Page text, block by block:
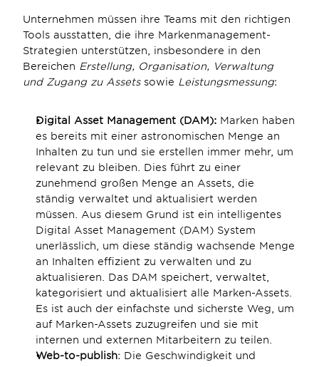
Unternehmen müssen ihre Teams mit den richtigen
Tools ausstatten, die ihre Markenmanagement-
Strategien unterstützen, insbesondere in den
Bereichen Erstellung, Organisation, Verwaltung
und Zugang zu Assets sowie Leistungsmessung:
Digital Asset Management (DAM): Marken haben
es bereits mit einer astronomischen Menge an
Inhalten zu tun und sie erstellen immer mehr, um
relevant zu bleiben. Dies führt zu einer
zunehmend großen Menge an Assets, die
ständig verwaltet und aktualisiert werden
müssen. Aus diesem Grund ist ein intelligentes
Digital Asset Management (DAM) System
unerlässlich, um diese ständig wachsende Menge
an Inhalten effizient zu verwalten und zu
aktualisieren. Das DAM speichert, verwaltet,
kategorisiert und aktualisiert alle Marken-Assets.
Es ist auch der einfachste und sicherste Weg, um
auf Marken-Assets zuzugreifen und sie mit
internen und externen Mitarbeitern zu teilen.
Web-to-publish: Die Geschwindigkeit und